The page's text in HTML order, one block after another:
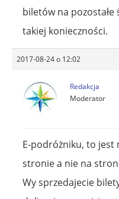
biletów na
takiej konieczności.
2017-08-24 o 12:02
Redakcja
Moderator
E-podróżniku, to jest
stronie a nie na
Wy sprzedajecie